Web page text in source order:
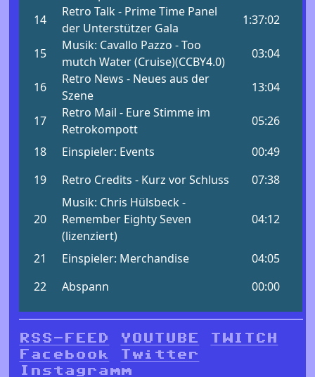
RSS-FEED YOUTUBE
TWITCH
Facebook
Twitter
Instagramm